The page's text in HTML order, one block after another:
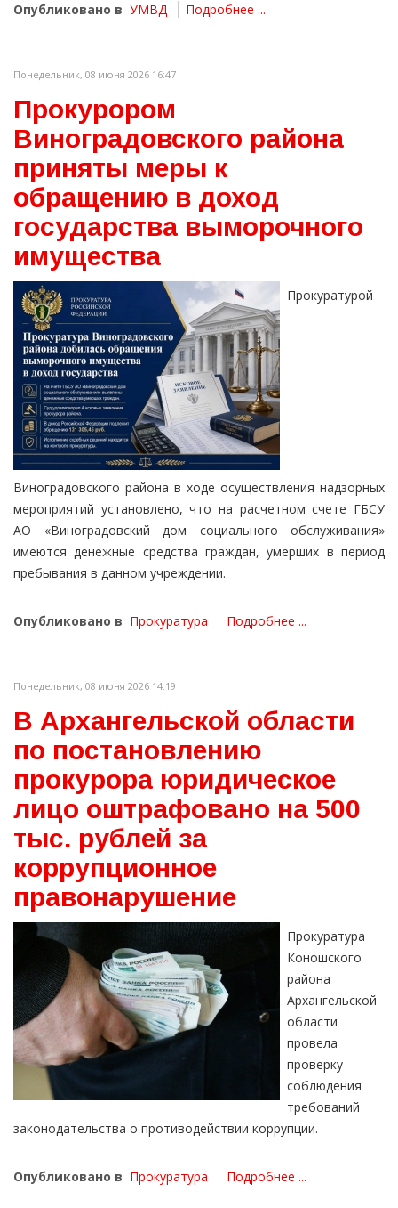
Опубликовано в УМВД Подробнее ...
Понедельник, 08 июня 2026 16:47
Прокурором
Виноградовского района
приняты меры к
обращению в доход
государства выморочного
имущества
Прокуратурой
Виноградовского района в ходе осуществления надзорных
мероприятий установлено, что на расчетном счете ГБСУ
АО «Виноградовский дом социального обслуживания»
имеются денежные средства граждан, умерших в период
пребывания в данном учреждении.
Опубликовано в Прокуратура Подробнее ...
Понедельник, 08 июня 2026 14:19
В Архангельской области
по постановлению
прокурора юридическое
лицо оштрафовано на 500
тыс. рублей за
коррупционное
правонарушение
Прокуратура
Коношского
района
Архангельской
области
провела
проверку
соблюдения
требований
законодательства о противодействии коррупции.
Опубликовано в Прокуратура Подробнее ...